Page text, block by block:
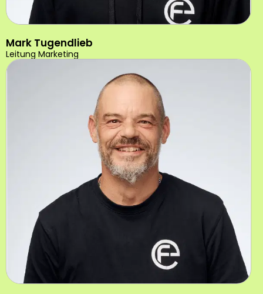
Mark Tugendlieb
Leitung Marketing